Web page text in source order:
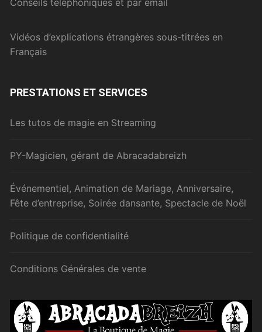
Vidéos d’explications étrangères sous-titrées en
Français
PRESTATIONS ET SERVICES
Les tutos de magie en Streaming
PY-Magicien, gérant de Abracadabreizh
Événementiel, Animation de Mariage, Anniversaire,
Fête d’entreprise, Soirée dansante, Spectacle de Noël
Politique de confidentialité
Conditions Générales de vente